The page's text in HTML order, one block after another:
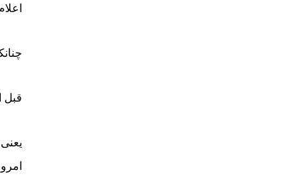
چنانکه به موجب
قبل